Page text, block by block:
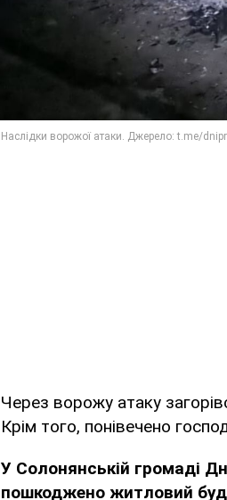
Через ворожу атаку
Крім того, понівечено
У Солонянській громаді
пошкоджено житловий